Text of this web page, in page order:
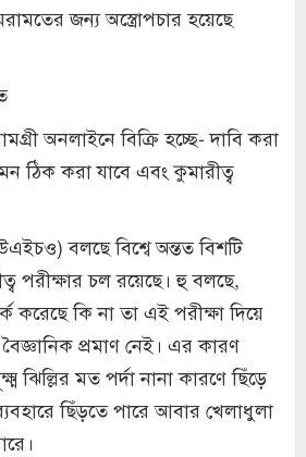
জন্য অস্ত্রোপচার হয়েছে
অনলাইনে বিক্রি হচ্ছে- দাবি করা
ঠিক করা যাবে এবং কুমারীত্ব
বলছে বিশ্বে অন্তত বিশটি
পরীক্ষার চল রয়েছে। হু বলছে,
করেছে কি না তা এই পরীক্ষা দিয়ে
প্রমাণ নেই। এর কারণ
ঝিল্লির মত পর্দা নানা কারণে ছিঁড়ে
ছিঁড়তে পারে আবার খেলাধুলা